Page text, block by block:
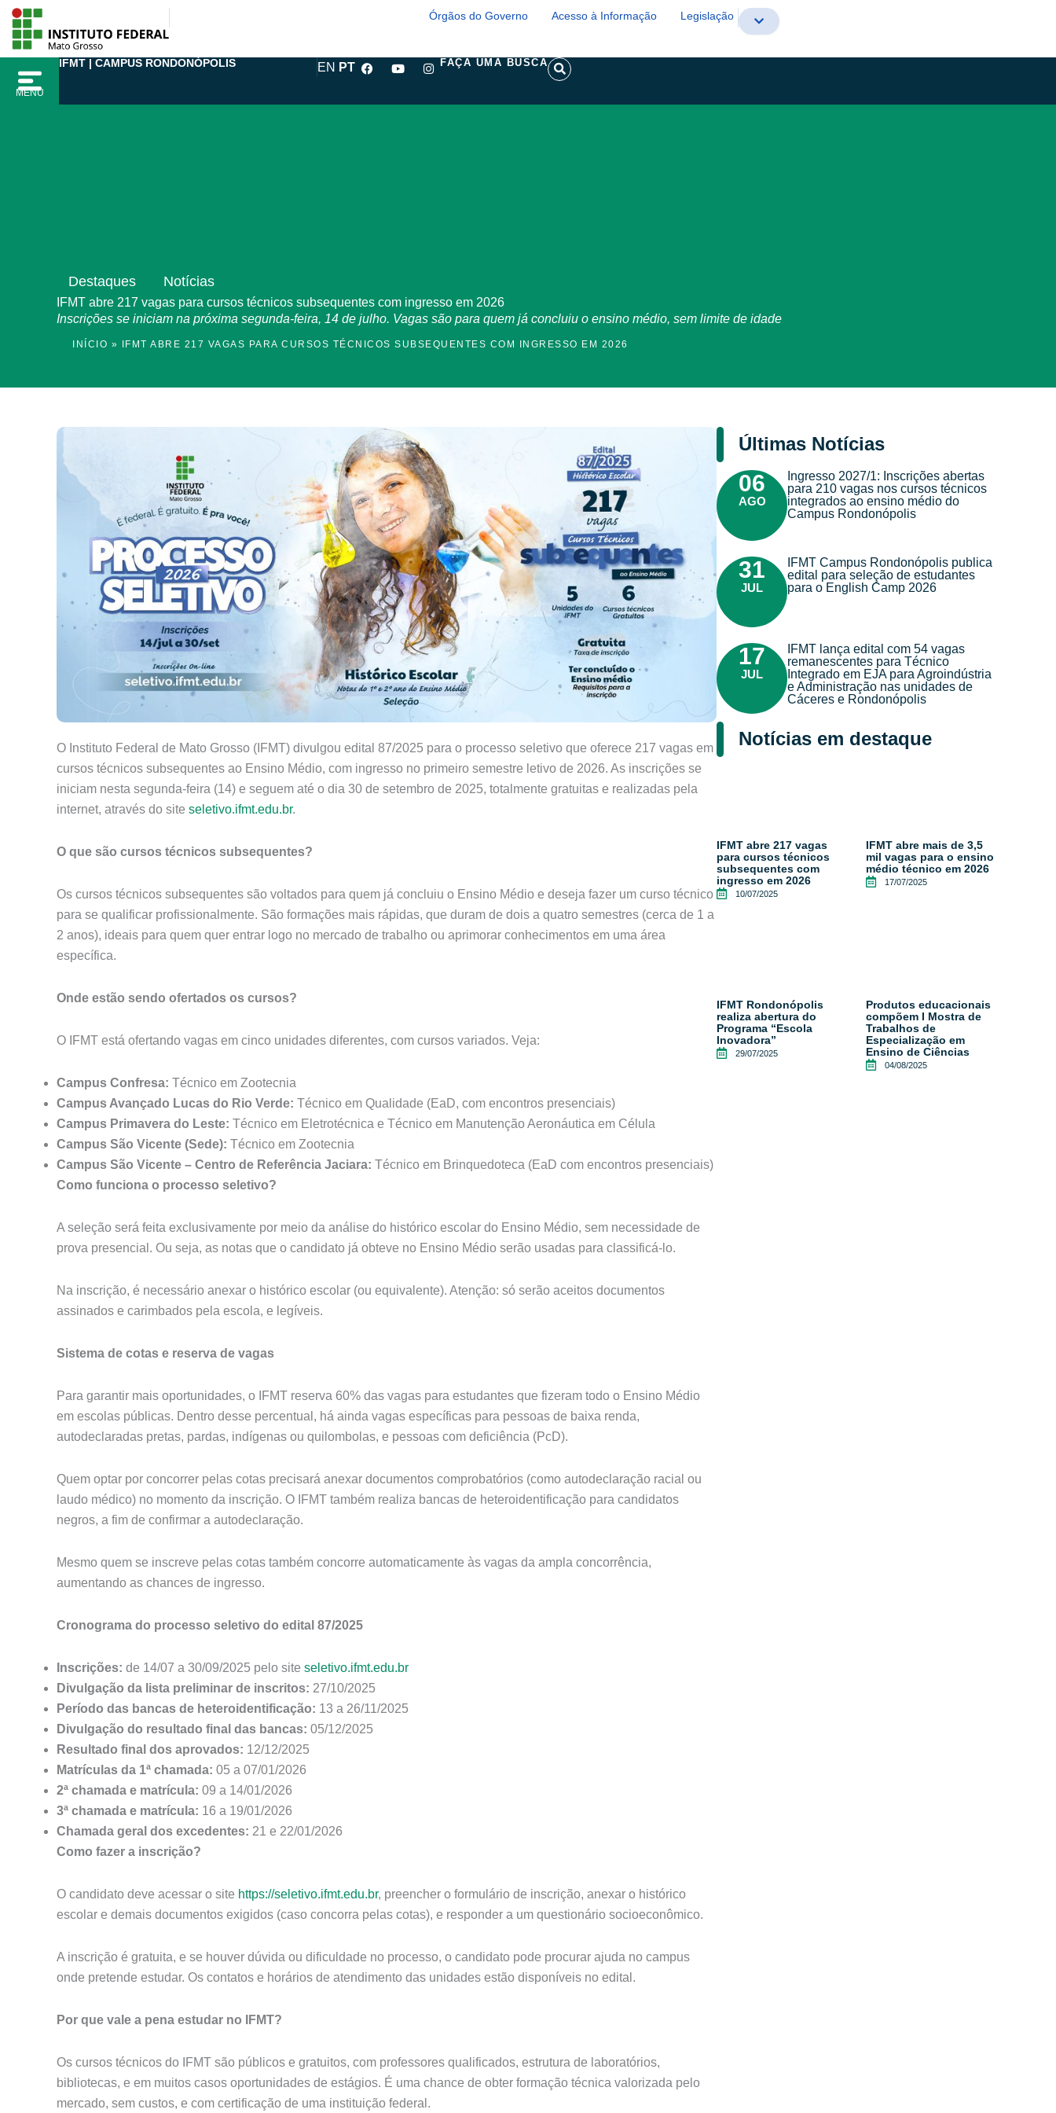
para
conteúdo
Órgãos do Governo Acesso à Informação Legislação
MENU
IFMT | CAMPUS RONDONÓPOLIS EN PT
F
a
Y
o
I
n
FAÇA UMA BUSCA
S
e
Destaques Notícias
IFMT abre 217 vagas para cursos técnicos subsequentes com ingresso em 2026
Inscrições se iniciam na próxima segunda-feira, 14 de julho. Vagas são para quem já concluiu o ensino médio, sem limite de idade
INÍCIO » IFMT ABRE 217 VAGAS PARA CURSOS TÉCNICOS SUBSEQUENTES COM INGRESSO EM 2026
O Instituto Federal de Mato Grosso (IFMT) divulgou edital 87/2025 para o processo seletivo que oferece 217 vagas em
cursos técnicos subsequentes ao Ensino Médio, com ingresso no primeiro semestre letivo de 2026. As inscrições se
iniciam nesta segunda-feira (14) e seguem até o dia 30 de setembro de 2025, totalmente gratuitas e realizadas pela
internet, através do site seletivo.ifmt.edu.br.
O que são cursos técnicos subsequentes?
Os cursos técnicos subsequentes são voltados para quem já concluiu o Ensino Médio e deseja fazer um curso técnico
para se qualificar profissionalmente. São formações mais rápidas, que duram de dois a quatro semestres (cerca de 1 a
2 anos), ideais para quem quer entrar logo no mercado de trabalho ou aprimorar conhecimentos em uma área
específica.
Onde estão sendo ofertados os cursos?
O IFMT está ofertando vagas em cinco unidades diferentes, com cursos variados. Veja:
Campus Confresa: Técnico em Zootecnia
Campus Avançado Lucas do Rio Verde: Técnico em Qualidade (EaD, com encontros presenciais)
Campus Primavera do Leste: Técnico em Eletrotécnica e Técnico em Manutenção Aeronáutica em Célula
Campus São Vicente (Sede): Técnico em Zootecnia
Campus São Vicente – Centro de Referência Jaciara: Técnico em Brinquedoteca (EaD com encontros presenciais)
Como funciona o processo seletivo?
A seleção será feita exclusivamente por meio da análise do histórico escolar do Ensino Médio, sem necessidade de
prova presencial. Ou seja, as notas que o candidato já obteve no Ensino Médio serão usadas para classificá-lo.
Na inscrição, é necessário anexar o histórico escolar (ou equivalente). Atenção: só serão aceitos documentos
assinados e carimbados pela escola, e legíveis.
Sistema de cotas e reserva de vagas
Para garantir mais oportunidades, o IFMT reserva 60% das vagas para estudantes que fizeram todo o Ensino Médio
em escolas públicas. Dentro desse percentual, há ainda vagas específicas para pessoas de baixa renda,
autodeclaradas pretas, pardas, indígenas ou quilombolas, e pessoas com deficiência (PcD).
Quem optar por concorrer pelas cotas precisará anexar documentos comprobatórios (como autodeclaração racial ou
laudo médico) no momento da inscrição. O IFMT também realiza bancas de heteroidentificação para candidatos
negros, a fim de confirmar a autodeclaração.
Mesmo quem se inscreve pelas cotas também concorre automaticamente às vagas da ampla concorrência,
aumentando as chances de ingresso.
Cronograma do processo seletivo do edital 87/2025
Inscrições: de 14/07 a 30/09/2025 pelo site seletivo.ifmt.edu.br
Divulgação da lista preliminar de inscritos: 27/10/2025
Período das bancas de heteroidentificação: 13 a 26/11/2025
Divulgação do resultado final das bancas: 05/12/2025
Resultado final dos aprovados: 12/12/2025
Matrículas da 1ª chamada: 05 a 07/01/2026
2ª chamada e matrícula: 09 a 14/01/2026
3ª chamada e matrícula: 16 a 19/01/2026
Chamada geral dos excedentes: 21 e 22/01/2026
Como fazer a inscrição?
O candidato deve acessar o site https://seletivo.ifmt.edu.br, preencher o formulário de inscrição, anexar o histórico
escolar e demais documentos exigidos (caso concorra pelas cotas), e responder a um questionário socioeconômico.
A inscrição é gratuita, e se houver dúvida ou dificuldade no processo, o candidato pode procurar ajuda no campus
onde pretende estudar. Os contatos e horários de atendimento das unidades estão disponíveis no edital.
Por que vale a pena estudar no IFMT?
Os cursos técnicos do IFMT são públicos e gratuitos, com professores qualificados, estrutura de laboratórios,
bibliotecas, e em muitos casos oportunidades de estágios. É uma chance de obter formação técnica valorizada pelo
mercado, sem custos, e com certificação de uma instituição federal.
Últimas Notícias
06
AGO
Ingresso 2027/1: Inscrições abertas
para 210 vagas nos cursos técnicos
integrados ao ensino médio do
Campus Rondonópolis
31
JUL
IFMT Campus Rondonópolis publica
edital para seleção de estudantes
para o English Camp 2026
17
JUL
IFMT lança edital com 54 vagas
remanescentes para Técnico
Integrado em EJA para Agroindústria
e Administração nas unidades de
Cáceres e Rondonópolis
Notícias em destaque
IFMT abre 217 vagas
para cursos técnicos
subsequentes com
ingresso em 2026
10/07/2025
IFMT abre mais de 3,5
mil vagas para o ensino
médio técnico em 2026
17/07/2025
IFMT Rondonópolis
realiza abertura do
Programa “Escola
Inovadora”
29/07/2025
Produtos educacionais
compõem I Mostra de
Trabalhos de
Especialização em
Ensino de Ciências
04/08/2025